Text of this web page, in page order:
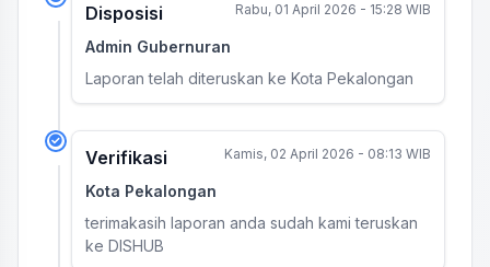
Disposisi Rabu, 01 April 2026 - 15:28 WIB
Admin Gubernuran
Laporan telah diteruskan ke Kota Pekalongan
Verifikasi Kamis, 02 April 2026 - 08:13 WIB
Kota Pekalongan
terimakasih laporan anda sudah kami teruskan
ke DISHUB